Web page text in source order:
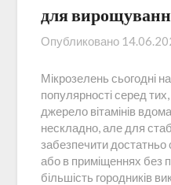
для
Опубликовано
Мікрозелень сьогодні
популярності серед
джерело вітамінів
нескладно, але для
забезпечити достатньо
або в приміщеннях без
більшість городників